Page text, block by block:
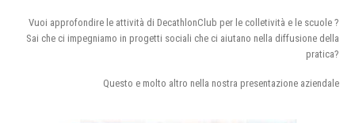
Vuoi approfondire le attività di DecathlonClub per le colletività e le scuole ?
Sai che ci impegniamo in progetti sociali che ci aiutano nella diffusione della
pratica?
Questo e molto altro nella nostra presentazione aziendale